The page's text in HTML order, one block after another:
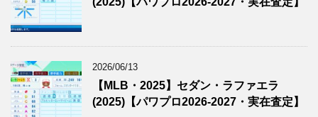
2026/06/13
【MLB・2025】セダン・ラファエラ
(2025)【パワプロ2026-2027・実在査定】